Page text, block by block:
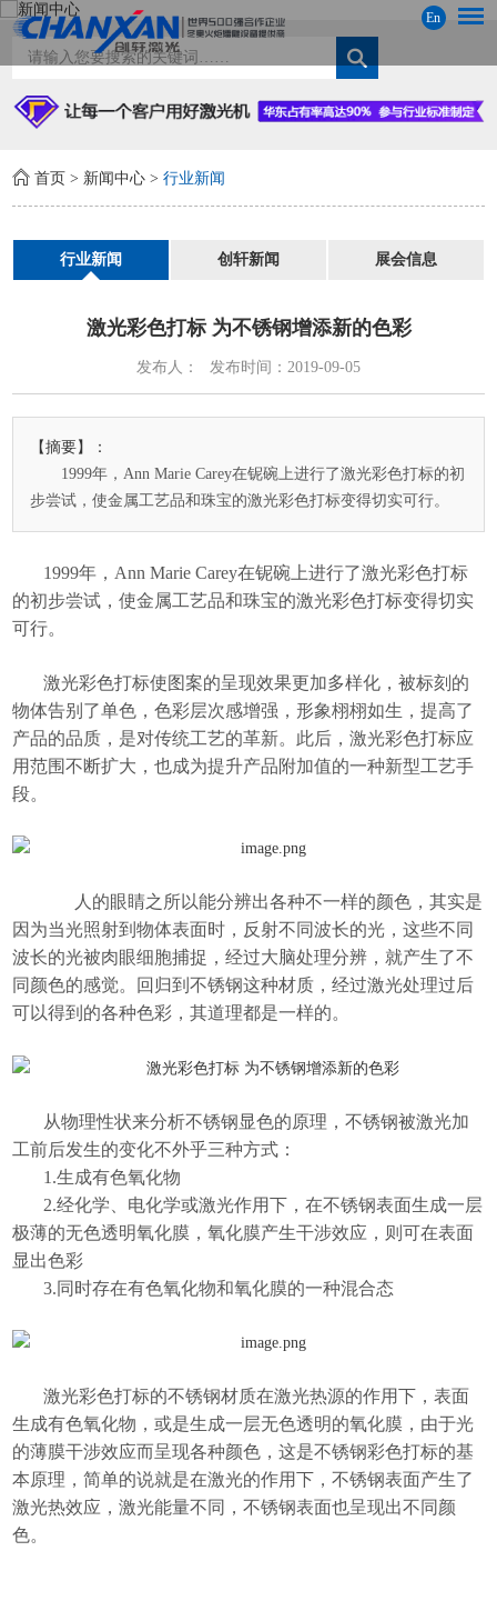
En
首页 > 新闻中心 >行业新闻
行业新闻 创轩新闻 展会信息
激光彩色打标 为不锈钢增添新的色彩
发布人： 发布时间：2019-09-05
【摘要】：
1999年，Ann Marie Carey在铌碗上进行了激光彩色打标的初
步尝试，使金属工艺品和珠宝的激光彩色打标变得切实可行。
1999年，Ann Marie Carey在铌碗上进行了激光彩色打标
的初步尝试，使金属工艺品和珠宝的激光彩色打标变得切实
可行。
激光彩色打标使图案的呈现效果更加多样化，被标刻的
物体告别了单色，色彩层次感增强，形象栩栩如生，提高了
产品的品质，是对传统工艺的革新。此后，激光彩色打标应
用范围不断扩大，也成为提升产品附加值的一种新型工艺手
段。
人的眼睛之所以能分辨出各种不一样的颜色，其实是
因为当光照射到物体表面时，反射不同波长的光，这些不同
波长的光被肉眼细胞捕捉，经过大脑处理分辨，就产生了不
同颜色的感觉。回归到不锈钢这种材质，经过激光处理过后
可以得到的各种色彩，其道理都是一样的。
从物理性状来分析不锈钢显色的原理，不锈钢被激光加
工前后发生的变化不外乎三种方式：
1.生成有色氧化物
2.经化学、电化学或激光作用下，在不锈钢表面生成一层
极薄的无色透明氧化膜，氧化膜产生干涉效应，则可在表面
显出色彩
3.同时存在有色氧化物和氧化膜的一种混合态
激光彩色打标的不锈钢材质在激光热源的作用下，表面
生成有色氧化物，或是生成一层无色透明的氧化膜，由于光
的薄膜干涉效应而呈现各种颜色，这是不锈钢彩色打标的基
本原理，简单的说就是在激光的作用下，不锈钢表面产生了
激光热效应，激光能量不同，不锈钢表面也呈现出不同颜
色。